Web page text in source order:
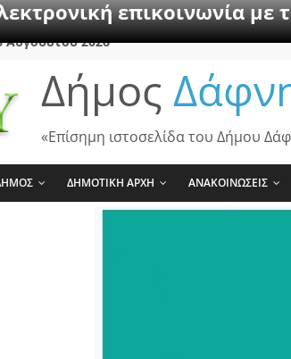
επικοινωνία
Αυγούστου 2026
Δήμος
«Επίσημη ιστοσελίδα του Δήμου
ΔΗΜΟΤΙΚΗ ΑΡΧΗ ΑΝΑΚΟΙΝΩΣΕΙΣ